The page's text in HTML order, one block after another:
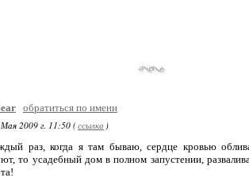
обратиться по имени
2009 г. 11:50 (ссылка )
раз, когда я там бываю, сердце кровью
то усадебный дом в полном запустении,